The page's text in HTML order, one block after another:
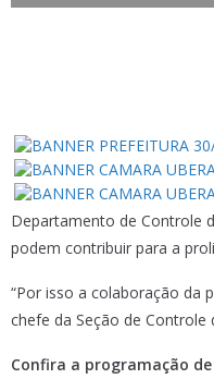
Departamento de Controle
podem contribuir para a
“Por isso a colaboração da
chefe da Seção de Controle
Confira a programação